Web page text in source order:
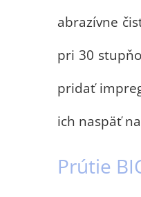
abrazívne
pri 30
pridať
ich naspäť
Prútie